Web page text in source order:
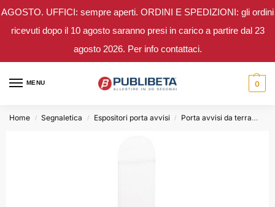
AGOSTO. UFFICI: sempre aperti. ORDINI E SPEDIZIONI: gli ordini
ricevuti dopo il 10 agosto saranno presi in carico a partire dal 23
agosto 2026. Per info contattaci.
MENU 0
Home / Segnaletica / Espositori porta avvisi / Porta avvisi da terra